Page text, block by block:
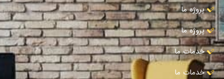
پروژه ما
پروژه ما
خدمات ما
خدمات ما